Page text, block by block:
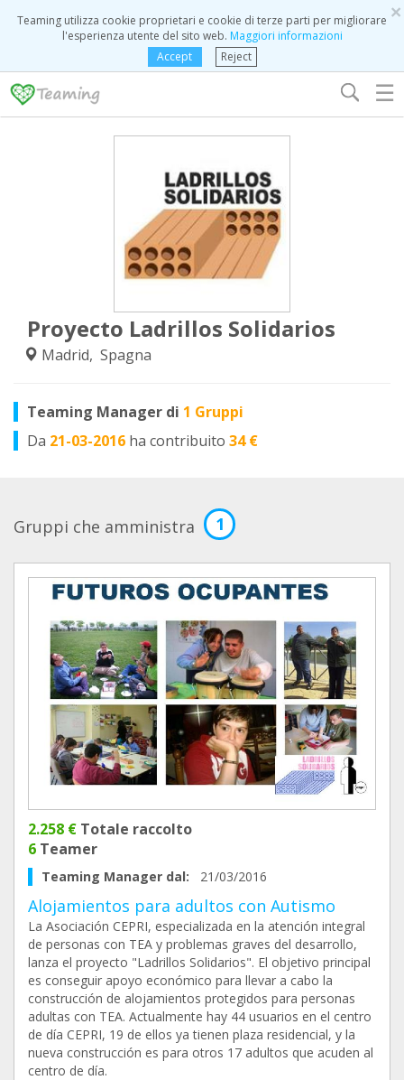
×
Teaming utilizza cookie proprietari e cookie di terze parti per migliorare
l'esperienza utente del sito web. Maggiori informazioni
Accept
Reject
☰
Proyecto Ladrillos Solidarios
Madrid, Spagna
Teaming Manager di 1 Gruppi
Da 21-03-2016 ha contribuito 34 €
Gruppi che amministra 1
2.258 € Totale raccolto
6 Teamer
Teaming Manager dal: 21/03/2016
Alojamientos para adultos con Autismo
La Asociación CEPRI, especializada en la atención integral
de personas con TEA y problemas graves del desarrollo,
lanza el proyecto "Ladrillos Solidarios". El objetivo principal
es conseguir apoyo económico para llevar a cabo la
construcción de alojamientos protegidos para personas
adultas con TEA. Actualmente hay 44 usuarios en el centro
de día CEPRI, 19 de ellos ya tienen plaza residencial, y la
nueva construcción es para otros 17 adultos que acuden al
centro de día.